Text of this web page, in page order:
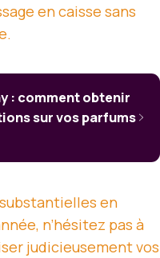
en caisse sans
: comment obtenir
sur vos parfums
en
n’hésitez pas à
judicieusement vos